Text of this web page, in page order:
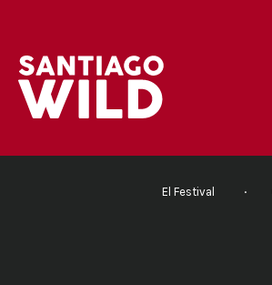
El Festival